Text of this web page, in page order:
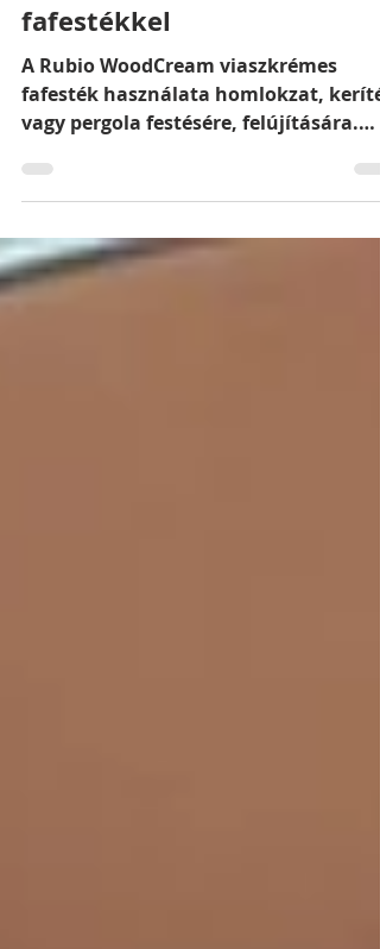
pergola festés a Rubio
fafestékkel
A Rubio WoodCream viaszkrémes
vagy pergola festésére, felújítására.
Tartós és esztétikus favédelem.